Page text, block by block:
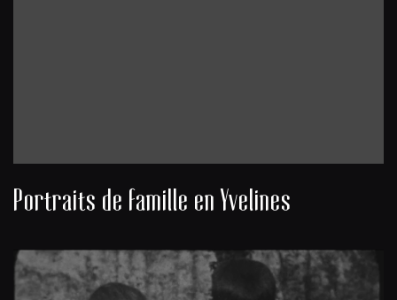
Portraits de famille en Yvelines